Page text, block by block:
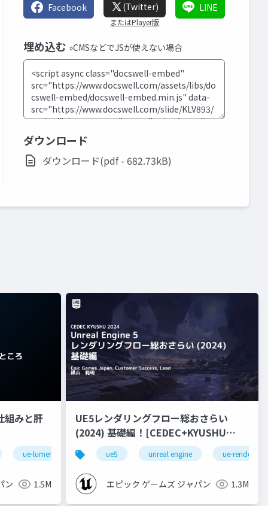
Facebook (Twitter)
またはPlayer版
LINE
埋め込む »CMSなどでJSが使えない場合
ダウンロード
ダウンロード(pdf - 682.73kB)
みと肝
ue-lumen
ン 1.5M
UE5レンダリングフロー総おさらい
(2024) 基礎編！[CEDEC+KYUSHU
2024] ue5 unreal engine ue-rendering
エピック ゲームズ ジャパン 1.3M